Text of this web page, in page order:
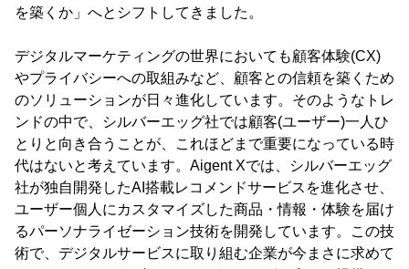
を築くか」へとシフトしてきました。
デジタルマーケティングの世界においても顧客体験(CX)
やプライバシーへの取組みなど、顧客との信頼を築くため
のソリューションが日々進化しています。そのようなトレ
ンドの中で、シルバーエッグ社では顧客(ユーザー)一人ひ
とりと向き合うことが、これほどまで重要になっている時
代はないと考えています。Aigent Xでは、シルバーエッグ
社が独自開発したAI搭載レコメンドサービスを進化させ、
ユーザー個人にカスタマイズした商品・情報・体験を届け
るパーソナライゼーション技術を開発しています。この技
術で、デジタルサービスに取り組む企業が今まさに求めて